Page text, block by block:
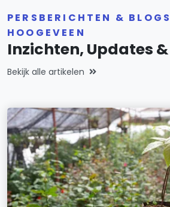
PERSBERICHTEN &
HOOGEVEEN
Inzichten, Updates
Bekijk alle artikelen